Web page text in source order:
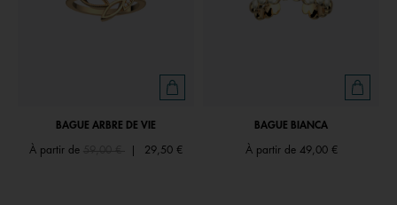
BAGUE ARBRE DE VIE
À partir de Price reduced from
29,50 €
BAGUE BIANCA
À partir de 49,00 €